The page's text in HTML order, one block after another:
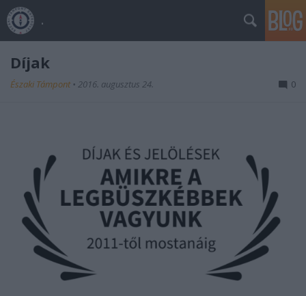
.
Díjak
Északi Támpont • 2016. augusztus 24. 0